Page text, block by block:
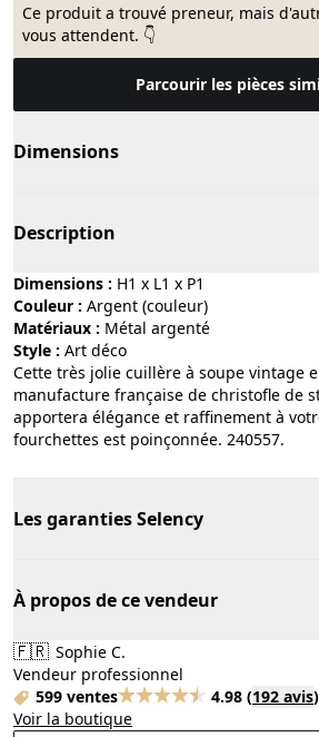
Ce produit a trouvé preneur, mais
vous attendent. 👇
Parcourir les pièces
Dimensions
Description
Dimensions : H1 x L1 x P1
Couleur :
argent (couleur)
Matériaux :
métal argenté
Style :
art déco
Cette très jolie cuillère à soupe vintage
manufacture française de christofle de
apportera élégance et raffinement à
fourchettes est poinçonnée. 240557.
Les garanties Selency
À propos de ce vendeur
🇫🇷 Sophie C.
Vendeur professionnel
599 ventes
4.98 (192 avis)
Voir la boutique